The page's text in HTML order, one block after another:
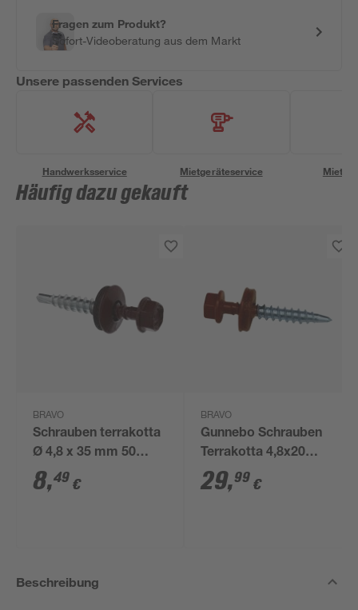
Fragen zum Produkt?
Sofort-Videoberatung aus dem Markt
Unsere passenden Services
Handwerksservice Mietgeräteservice
Häufig dazu gekauft
BRAVO
Schrauben terrakotta
Ø 4,8 x 35 mm 50
Stück
8,49 €
BRAVO
Gunnebo Schrauben
Terrakotta 4,8x20
mm, 250 St Pack
29,99 €
Beschreibung